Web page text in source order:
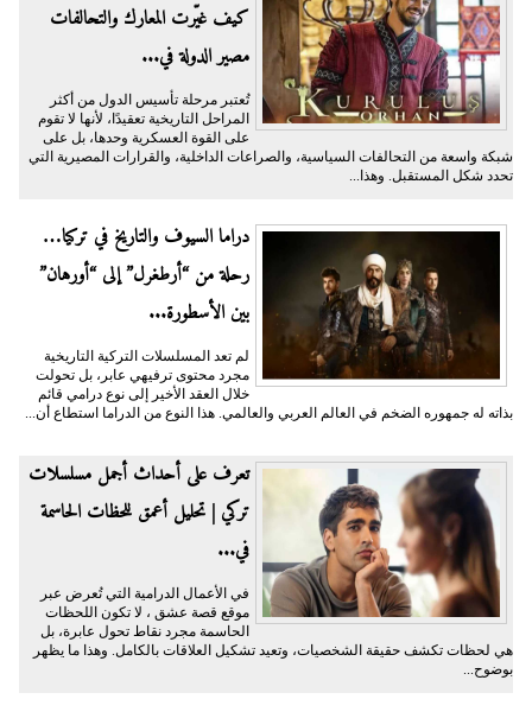
كيف غيّرت المعارك والتحالفات
مصير الدولة في...
تُعتبر مرحلة تأسيس الدول من أكثر
المراحل التاريخية تعقيدًا، لأنها لا تقوم
على القوة العسكرية وحدها، بل على
شبكة واسعة من التحالفات السياسية، والصراعات الداخلية، والقرارات المصيرية التي
تحدد شكل المستقبل. وهذا...
دراما السيوف والتاريخ في تركيا…
رحلة من “أرطغرل” إلى “أورهان”
بين الأسطورة...
لم تعد المسلسلات التركية التاريخية
مجرد محتوى ترفيهي عابر، بل تحولت
خلال العقد الأخير إلى نوع درامي قائم
بذاته له جمهوره الضخم في العالم العربي والعالمي. هذا النوع من الدراما استطاع أن...
تعرف على أحداث أجمل مسلسلات
تركي | تحليل أعمق للحظات الحاسمة
في...
في الأعمال الدرامية التي تُعرض عبر
موقع قصة عشق ، لا تكون اللحظات
الحاسمة مجرد نقاط تحول عابرة، بل
هي لحظات تكشف حقيقة الشخصيات، وتعيد تشكيل العلاقات بالكامل. وهذا ما يظهر
بوضوح...